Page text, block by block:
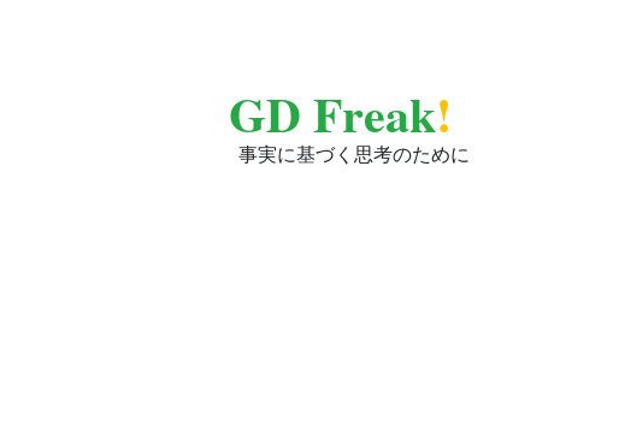
GD Freak!
事実に基づく思考のために